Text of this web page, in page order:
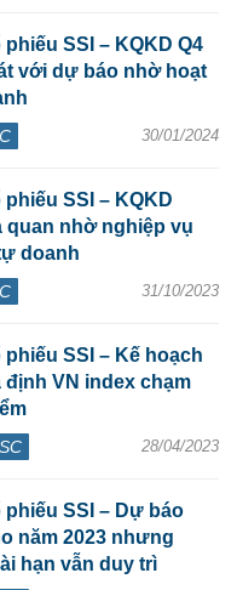
SSI – KQKD Q4
với dự báo nhờ hoạt
30/01/2024
SSI – KQKD
quan nhờ nghiệp vụ
doanh
31/10/2023
SSI – Kế hoạch
VN index chạm
28/04/2023
phiếu SSI – Dự báo
năm 2023 nhưng
hạn vẫn duy trì